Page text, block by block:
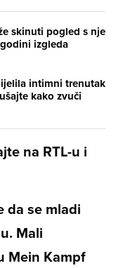
skinuti pogled s nje
izgleda
intimni trenutak
kako zvuči
na RTL-u i
da se mladi
Mali
Mein Kampf